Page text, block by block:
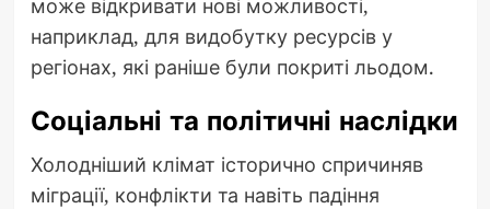
може відкривати нові можливості,
наприклад, для видобутку ресурсів у
регіонах, які раніше були покриті льодом.
Соціальні та політичні наслідки
Холодніший клімат історично спричиняв
міграції, конфлікти та навіть падіння